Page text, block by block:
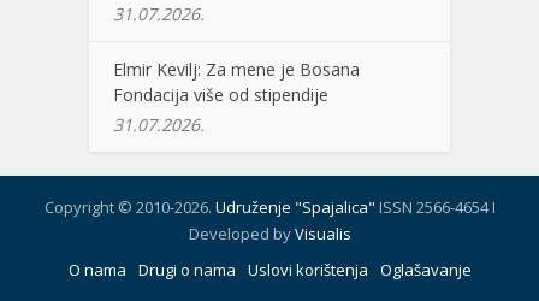
31.07.2026.
Elmir Kevilj: Za mene je Bosana
Fondacija više od stipendije
31.07.2026.
Copyright © 2010-2026. Udruženje "Spajalica" ISSN 2566-4654 I
Developed byVisualis
O nama
Drugi o nama Uslovi korištenja Oglašavanje